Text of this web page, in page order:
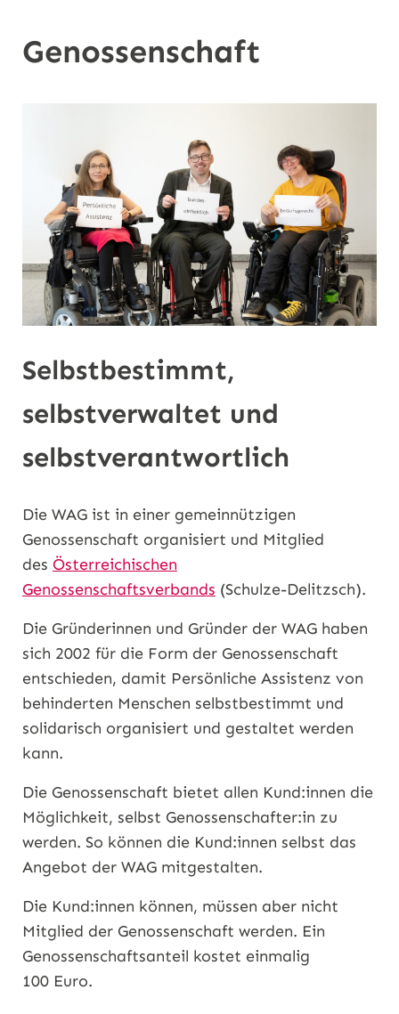
Genossenschaft
Selbstbestimmt,
selbstverwaltet und
selbstverantwortlich
Die WAG ist in einer gemeinnützigen
Genossenschaft organisiert und Mitglied
des Österreichischen
Genossenschaftsverbands (Schulze-Delitzsch).
Die Gründerinnen und Gründer der WAG haben
sich 2002 für die Form der Genossenschaft
entschieden, damit Persönliche Assistenz von
behinderten Menschen selbstbestimmt und
solidarisch organisiert und gestaltet werden
kann.
Die Genossenschaft bietet allen Kund:innen die
Möglichkeit, selbst Genossenschafter:in zu
werden. So können die Kund:innen selbst das
Angebot der WAG mitgestalten.
Die Kund:innen können, müssen aber nicht
Mitglied der Genossenschaft werden. Ein
Genossenschaftsanteil kostet einmalig
100 Euro.